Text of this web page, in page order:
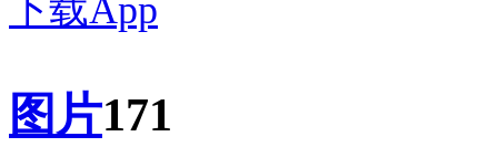
下载App
图片171